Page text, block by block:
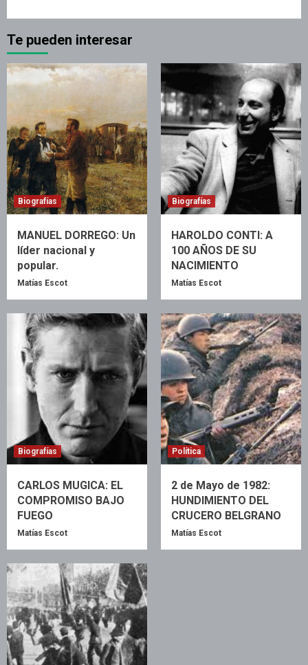
Te pueden interesar
Biografías
MANUEL DORREGO: Un
líder nacional y
popular.
Matías Escot
Biografías
HAROLDO CONTI: A
100 AÑOS DE SU
NACIMIENTO
Matías Escot
Biografías
CARLOS MUGICA: EL
COMPROMISO BAJO
FUEGO
Matías Escot
Política
2 de Mayo de 1982:
HUNDIMIENTO DEL
CRUCERO BELGRANO
Matías Escot